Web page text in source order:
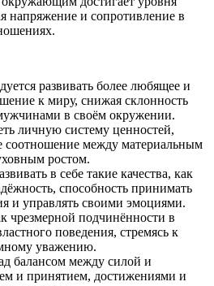
напряжение и сопротивление в
развивать более любящее и
к миру, снижая склонность
в своём окружении.
личную систему ценностей,
соотношение между материальным
ростом.
в себе такие качества, как
способность принимать
и управлять своими эмоциями.
чрезмерной подчинённости в
поведения, стремясь к
уважению.
балансом между силой и
и принятием, достижениями и